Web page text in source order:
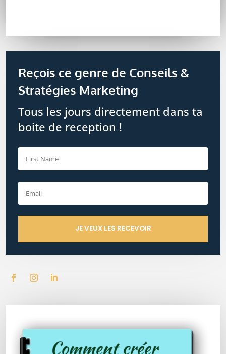
Reçois ce genre de Conseils &
Stratégies Marketing
Tous les jours directement dans ta
boite de reception !
JE VEUX LES RECEVOIR